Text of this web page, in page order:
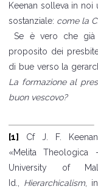
Keenan solleva in noi
sostanziale: come la
Se è vero che già
proposito dei
di bue verso la
La formazione al
buon vescovo?
[1] Cf J. F.
«Melita
University of
Id., Hierarchicalism,